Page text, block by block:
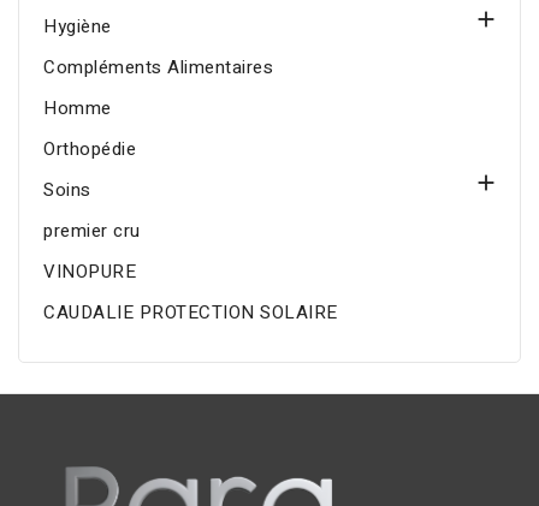
Hygiène

Compléments Alimentaires
Homme
Orthopédie
Soins

premier cru
VINOPURE
CAUDALIE PROTECTION SOLAIRE